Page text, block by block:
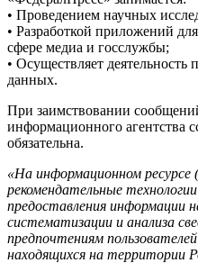
• Проведением научных
• Разработкой приложений
сфере медиа и госслужбы;
• Осуществляет
данных.
При заимствовании
информационного агентства
обязательна.
«На информационном
рекомендательные
предоставления информации
систематизации и анализа
предпочтениям
находящихся на территории